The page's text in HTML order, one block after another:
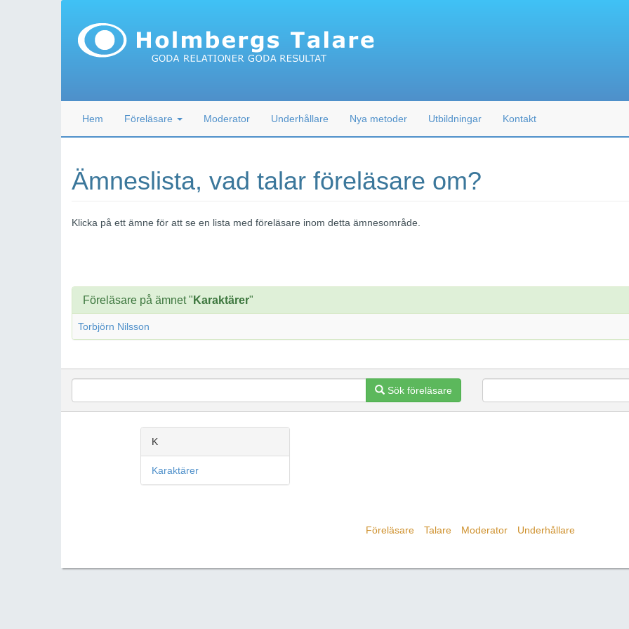
Hem Föreläsare Moderator Underhållare Nya metoder Utbildningar Kontakt
Ämneslista, vad talar föreläsare om?
Klicka på ett ämne för att se en lista med föreläsare inom detta ämnesområde.
Föreläsare på ämnet " Karaktärer"
Torbjörn Nilsson
Sök föreläsare
K
Karaktärer
Föreläsare Talare Moderator Underhållare